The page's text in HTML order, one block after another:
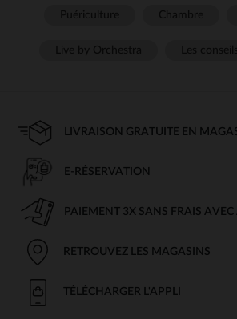
LIVRAISON GRATUITE EN
E-RÉSERVATION
PAIEMENT 3X SANS FRAIS AVEC
RETROUVEZ LES MAGASINS
TÉLÉCHARGER L'APPLI